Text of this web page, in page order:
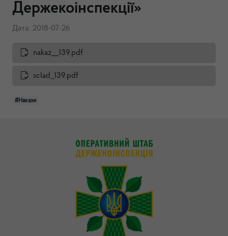
Держекоінспекції»
Дата: 2018-07-26
nakaz__139.pdf
sclad_139.pdf
#Накази